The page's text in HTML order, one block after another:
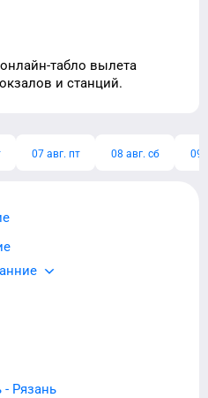
онлайн-табло вылета
и станций.
07 авг. пт 08 авг. сб 09
- Рязань